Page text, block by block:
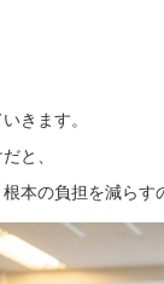
きます。
と、
本の負担を減らす